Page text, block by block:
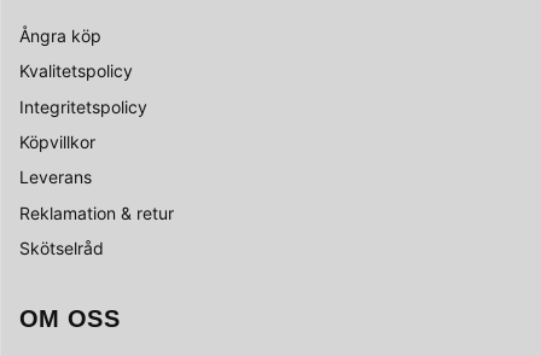
Ångra köp
Kvalitetspolicy
Integritetspolicy
Köpvillkor
Leverans
Reklamation & retur
Skötselråd
OM OSS